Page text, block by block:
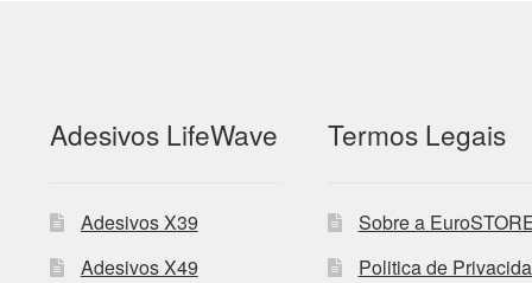
Adesivos LifeWave
Adesivos X39
Adesivos X49
Termos Legais
Sobre a
Politica de